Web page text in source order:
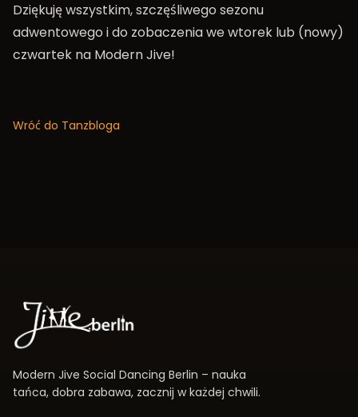
Dziękuję wszystkim, szczęśliwego sezonu
adwentowego i do zobaczenia we wtorek lub (nowy)
czwartek na Modern Jive!
Wróć do Tanzbloga
Modern Jive Social Dancing Berlin – nauka
tańca, dobra zabawa, zacznij w każdej chwili.